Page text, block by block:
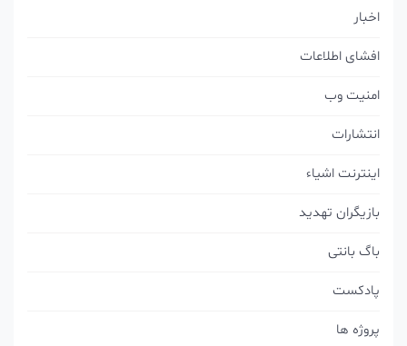
افشای اطلاعات
امنیت وب
انتشارات
اینترنت اشیاء
بازیگران تهدید
باگ بانتی
پادکست
پروژه ها